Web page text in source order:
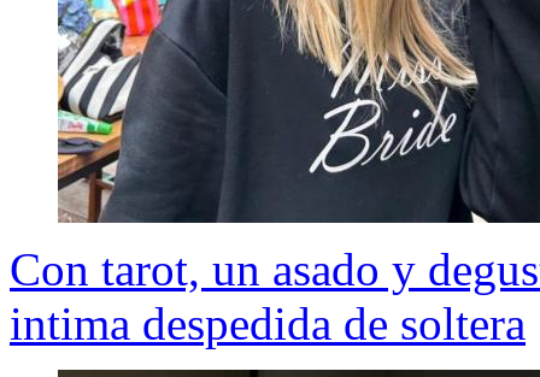
Con tarot, un asado y
intima despedida de soltera